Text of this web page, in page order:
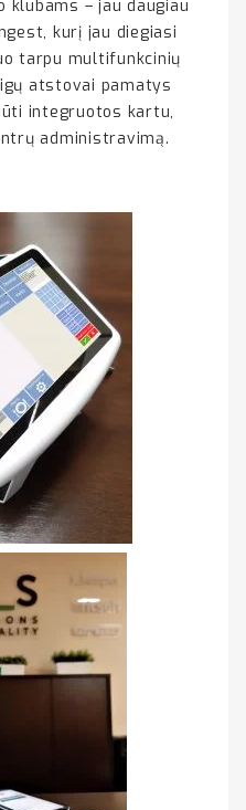
klubams – jau daugiau
kurį jau diegiasi
tarpu multifunkcinių
atstovai pamatys
integruotos kartu,
administravimą.